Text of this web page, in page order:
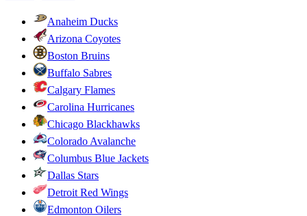
Anaheim Ducks
Arizona Coyotes
Boston Bruins
Buffalo Sabres
Calgary Flames
Carolina Hurricanes
Chicago Blackhawks
Colorado Avalanche
Columbus Blue Jackets
Dallas Stars
Detroit Red Wings
Edmonton Oilers